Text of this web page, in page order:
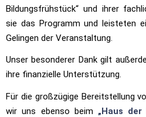
Bildungsfrühstück“ und ihrer
sie das Programm und leisteten
Gelingen der Veranstaltung.
Unser besonderer Dank gilt
ihre finanzielle Unterstützung.
Für die großzügige Bereitstellung
wir uns ebenso beim „Haus